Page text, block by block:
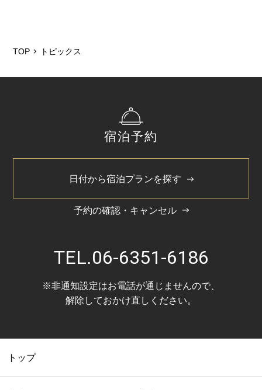
TOP トピックス
宿泊予約
日付から宿泊プランを探す
予約の確認・キャンセル
TEL.06-6351-6186
※非通知設定はお電話が通じませんので、
解除しておかけ直しください。
トップ